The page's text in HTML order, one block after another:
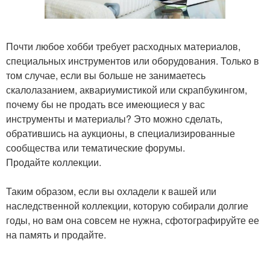
Почти любое хобби требует расходных материалов,
специальных инструментов или оборудования. Только в
том случае, если вы больше не занимаетесь
скалолазанием, аквариумистикой или скрапбукингом,
почему бы не продать все имеющиеся у вас
инструменты и материалы? Это можно сделать,
обратившись на аукционы, в специализированные
сообщества или тематические форумы.
Продайте коллекции.
Таким образом, если вы охладели к вашей или
наследственной коллекции, которую собирали долгие
годы, но вам она совсем не нужна, сфотографируйте ее
на память и продайте.